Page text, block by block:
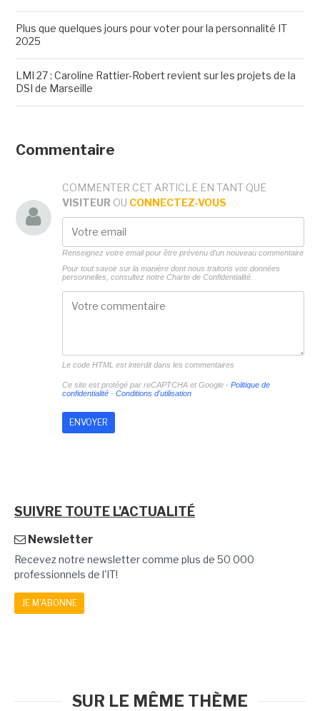
Plus que quelques jours pour voter pour la personnalité IT
2025
LMI 27 : Caroline Rattier-Robert revient sur les projets de la
DSI de Marseille
Commentaire
COMMENTER CET ARTICLE EN TANT QUE
VISITEUR OU CONNECTEZ-VOUS
Renseignez votre email pour être prévenu d'un nouveau commentaire
Pour tout savoir sur la manière dont nous traitons vos données
personnelles, consultez notre Charte de Confidentialité.
Le code HTML est interdit dans les commentaires
Ce site est protégé par reCAPTCHA et Google - Politique de
confidentialité- Conditions d'utilisation
SUIVRE TOUTE L'ACTUALITÉ
Newsletter
Recevez notre newsletter comme plus de 50 000
professionnels de l'IT!
JE M'ABONNE
SUR LE MÊME THÈME